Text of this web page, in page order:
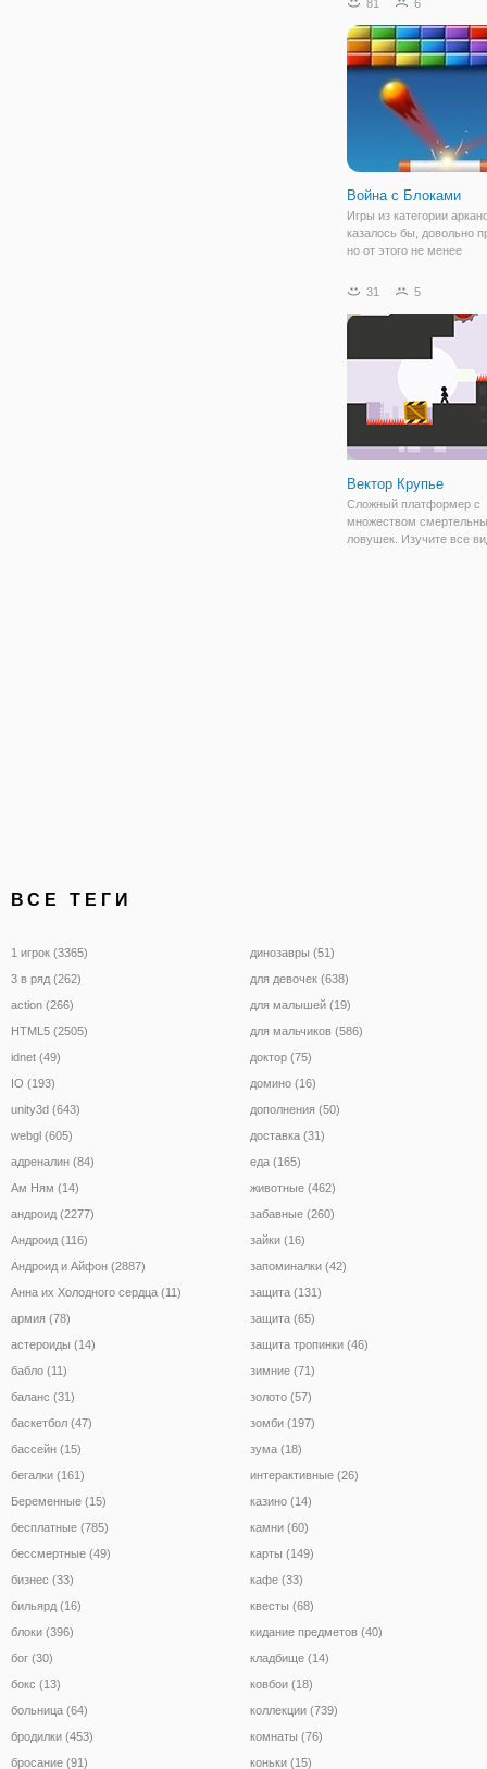
Аргументируем почему:
жизнерадостные
81 6
Война с Блоками
Игры из категории
казалось бы, довольно
но от этого не менее
убедиться в этом сами,
Это красочная и
игра, в которой вам
31 5
Вектор Крупье
Сложный платформер с
множеством
ловушек. Изучите все
ВСЕ ТЕГИ
1 игрок (3365)
3 в ряд (262)
action (266)
HTML5 (2505)
idnet (49)
IO (193)
unity3d (643)
webgl (605)
адреналин (84)
Ам Ням (14)
андроид (2277)
Андроид (116)
Андроид и Айфон (2887)
Анна их Холодного сердца (11)
армия (78)
астероиды (14)
бабло (11)
баланс (31)
баскетбол (47)
бассейн (15)
бегалки (161)
Беременные (15)
бесплатные (785)
бессмертные (49)
бизнес (33)
бильярд (16)
блоки (396)
бог (30)
бокс (13)
больница (64)
бродилки (453)
бросание (91)
динозавры (51)
для девочек (638)
для малышей (19)
для мальчиков (586)
доктор (75)
домино (16)
дополнения (50)
доставка (31)
еда (165)
животные (462)
забавные (260)
зайки (16)
запоминалки (42)
защита (131)
защита (65)
защита тропинки (46)
зимние (71)
золото (57)
зомби (197)
зума (18)
интерактивные (26)
казино (14)
камни (60)
карты (149)
кафе (33)
квесты (68)
кидание предметов (40)
кладбище (14)
ковбои (18)
коллекции (739)
комнаты (76)
коньки (15)